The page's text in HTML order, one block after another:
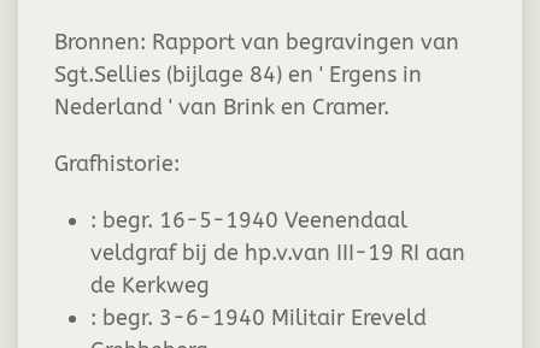
Bronnen: Rapport van begravingen van
Sgt.Sellies (bijlage 84) en ' Ergens in
Nederland ' van Brink en Cramer.
Grafhistorie:
: begr. 16-5-1940 Veenendaal
veldgraf bij de hp.v.van III-19 RI aan
de Kerkweg
: begr. 3-6-1940 Militair Ereveld